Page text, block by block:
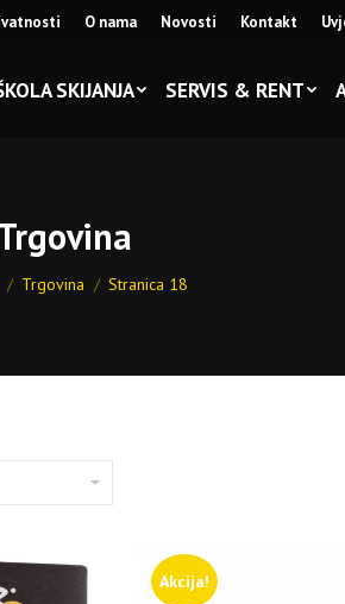
O nama Novosti Kontakt
SKIJANJA SERVIS & RENT
You are here:
Trgovina Stranica 18
Akcija!